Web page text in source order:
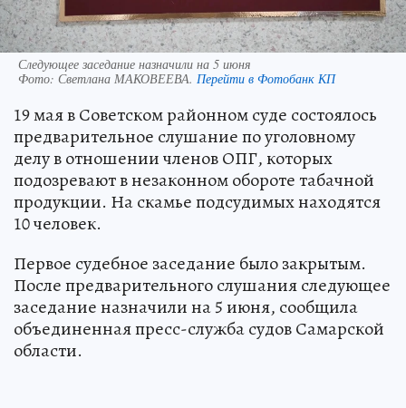
Следующее заседание назначили на 5 июня
Фото: Светлана МАКОВЕЕВА. Перейти в Фотобанк КП
19 мая в Советском районном суде состоялось
предварительное слушание по уголовному
делу в отношении членов ОПГ, которых
подозревают в незаконном обороте табачной
продукции. На скамье подсудимых находятся
10 человек.
Первое судебное заседание было закрытым.
После предварительного слушания следующее
заседание назначили на 5 июня, сообщила
объединенная пресс-служба судов Самарской
области.